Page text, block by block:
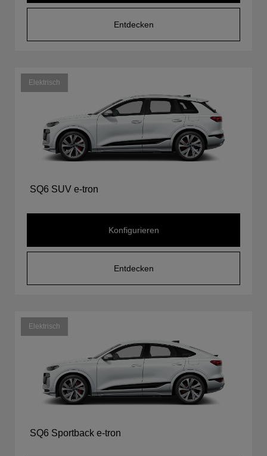
Entdecken
Elektrisch
SQ6 SUV e-tron
Konfigurieren
Entdecken
Elektrisch
SQ6 Sportback e-tron